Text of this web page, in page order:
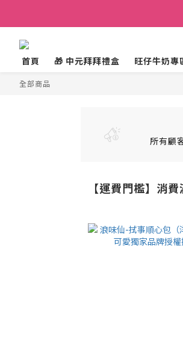
首頁 🎁 中元拜拜禮盒 旺仔牛奶專
全部商品
所有顧
【運費門檻】消